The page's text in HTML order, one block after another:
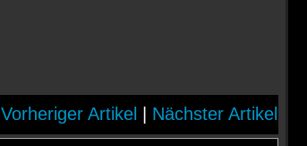
Vorheriger Artikel
Nächster Artikel